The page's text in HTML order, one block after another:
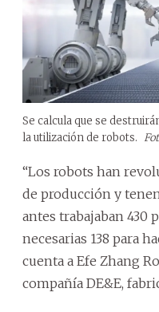
Se calcula que se
la utilización de robots.
“Los robots han
de producción y
antes trabajaban 430
necesarias 138 para
cuenta a Efe Zhang
compañía DE&E,